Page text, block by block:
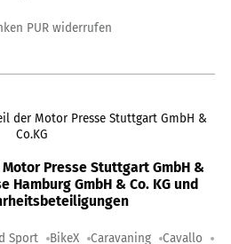
PUR widerrufen
der Motor Presse Stuttgart GmbH &
Co.KG
Presse Stuttgart GmbH &
Hamburg GmbH & Co. KG und
Sport BikeX Caravaning Cavallo